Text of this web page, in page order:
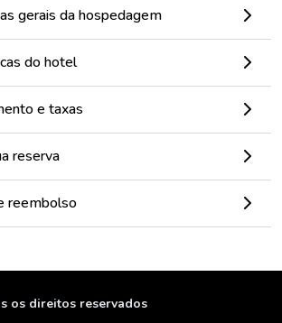
gerais da hospedagem
do hotel
e taxas
reserva
reembolso
os direitos reservados